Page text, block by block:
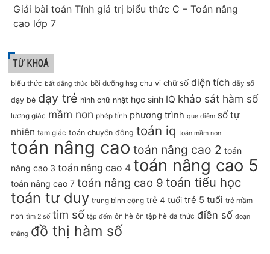
Giải bài toán Tính giá trị biểu thức C – Toán nâng
cao lớp 7
TỪ KHOÁ
biểu thức bất đẳng thức bồi dưỡng hsg chu vi chữ số diện tích dãy số
dạy bé dạy trẻ hình chữ nhật học sinh IQ khảo sát hàm số
lượng giác mầm non phép tính phương trình que diêm số tự
nhiên tam giác toán chuyển động toán iq toán mầm non
toán nâng cao toán nâng cao 2 toán
nâng cao 3 toán nâng cao 4 toán nâng cao 5
toán nâng cao 7 toán nâng cao 9 toán tiểu học
toán tư duy trung bình cộng trẻ 4 tuổi trẻ 5 tuổi trẻ mầm
non tìm 2 số tìm số tập đếm ôn hè ôn tập hè đa thức điền số đoạn
thẳng đồ thị hàm số